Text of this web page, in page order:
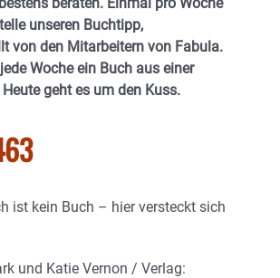
unseren Buchtipp,
von den Mitarbeitern von Fabula.
Woche ein Buch aus einer
geht es um den Kuss.
ist kein Buch – hier versteckt sich
und Katie Vernon / Verlag: